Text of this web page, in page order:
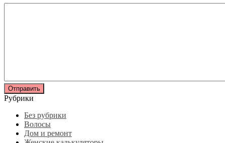
Рубрики
Без рубрики
Волосы
Дом и ремонт